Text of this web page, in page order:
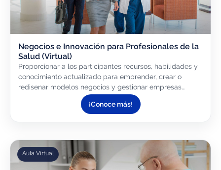
Negocios e Innovación para Profesionales de la
Salud (Virtual)
Proporcionar a los participantes recursos, habilidades y
conocimiento actualizado para emprender, crear o
redisenar modelos negocios y gestionar empresas
innovadoras en el sector salud
¡Conoce más!
Aula Virtual